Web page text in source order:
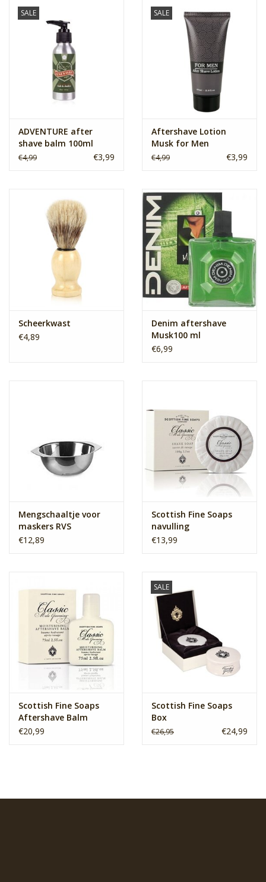
Women's Collection
SALE
ADVENTURE after
shave balm 100ml
€4,99 €3,99
SALE
Aftershave Lotion
Musk for Men
€4,99 €3,99
Scheerkwast
€4,89
Denim aftershave
Musk100 ml
€6,99
Mengschaaltje voor
maskers RVS
€12,89
Scottish Fine Soaps
navulling
€13,99
Scottish Fine Soaps
Aftershave Balm
€20,99
SALE
Scottish Fine Soaps
Box
€26,95 €24,99